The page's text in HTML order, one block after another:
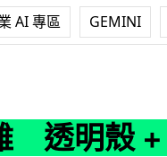
AI 專區 GEMINI
透明殼 +